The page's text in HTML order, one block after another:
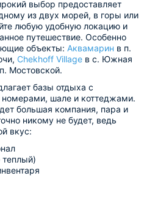
выбор предоставляет
из двух морей, в горы или
любую удобную локацию и
путешествие. Особенно
объекты: Аквамарин в п.
Chekhoff Village в с. Южная
Мостовской.
базы отдыха с
шале и коттеджами.
большая компания, пара и
никому не будет, ведь
вкус:
теплый)